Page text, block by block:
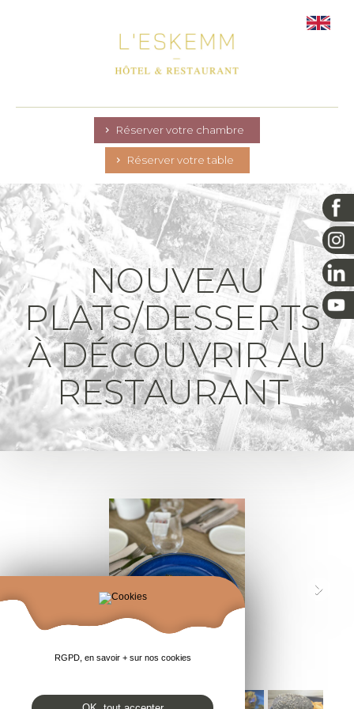
Réserver votre chambre
Réserver votre table
NOUVEAU
PLATS/DESSERTS
À DÉCOUVRIR AU
RESTAURANT
RGPD, en savoir + sur nos cookies